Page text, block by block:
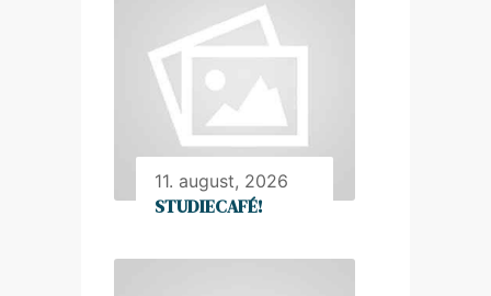
11. august, 2026
STUDIECAFÉ!